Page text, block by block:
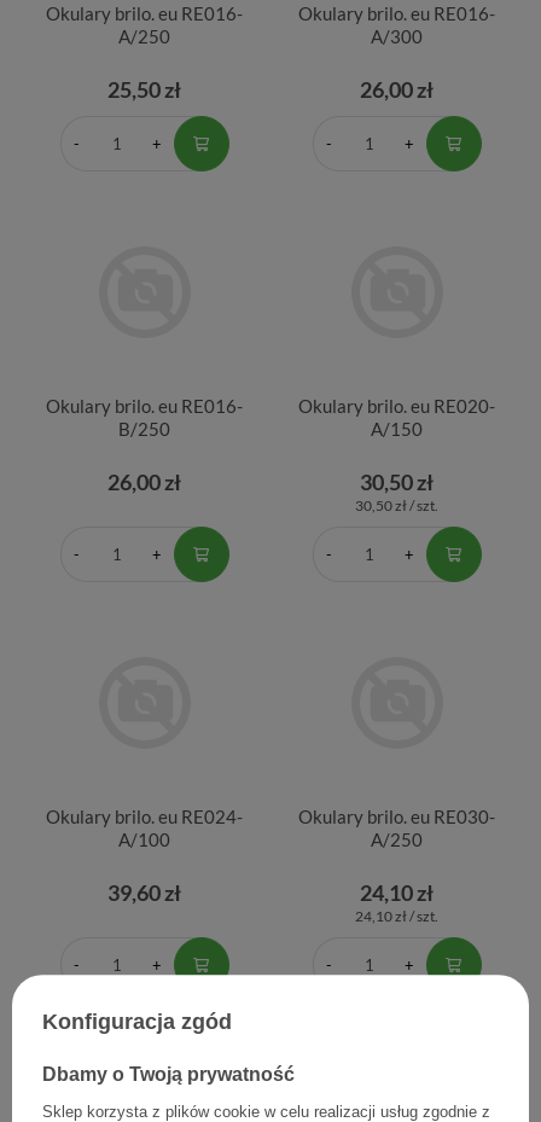
Okulary brilo. eu RE016-
A/250
25,50 zł
Okulary brilo. eu RE016-
A/300
26,00 zł
Okulary brilo. eu RE016-
B/250
26,00 zł
Okulary brilo. eu RE020-
A/150
30,50 zł
30,50 zł / szt.
Okulary brilo. eu RE024-
A/100
39,60 zł
Okulary brilo. eu RE030-
A/250
24,10 zł
24,10 zł / szt.
Konfiguracja zgód
Dbamy o Twoją prywatność
Sklep korzysta z plików cookie w celu realizacji usług zgodnie z